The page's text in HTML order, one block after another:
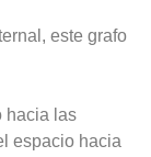
este grafo
hacia las
espacio hacia